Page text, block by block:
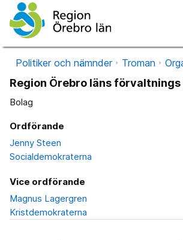
Politiker och nämnder Troman
Region Örebro läns förvaltnings
Bolag
Ordförande
Jenny Steen
Socialdemokraterna
Vice ordförande
Magnus Lagergren
Kristdemokraterna